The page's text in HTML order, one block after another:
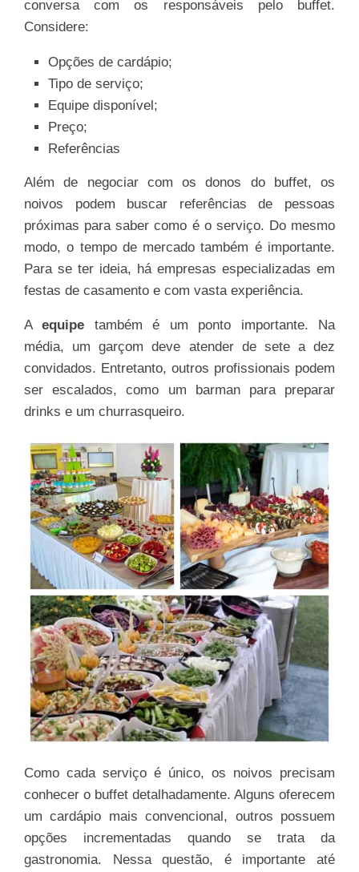
conversa com os responsáveis pelo buffet.
Considere:
Opções de cardápio;
Tipo de serviço;
Equipe disponível;
Preço;
Referências
Além de negociar com os donos do buffet, os
noivos podem buscar referências de pessoas
próximas para saber como é o serviço. Do mesmo
modo, o tempo de mercado também é importante.
Para se ter ideia, há empresas especializadas em
festas de casamento e com vasta experiência.
Aequipe também é um ponto importante. Na
média, um garçom deve atender de sete a dez
convidados. Entretanto, outros profissionais podem
ser escalados, como um barman para preparar
drinks e um churrasqueiro.
Como cada serviço é único, os noivos precisam
conhecer o buffet detalhadamente. Alguns oferecem
um cardápio mais convencional, outros possuem
opções incrementadas quando se trata da
gastronomia. Nessa questão, é importante até